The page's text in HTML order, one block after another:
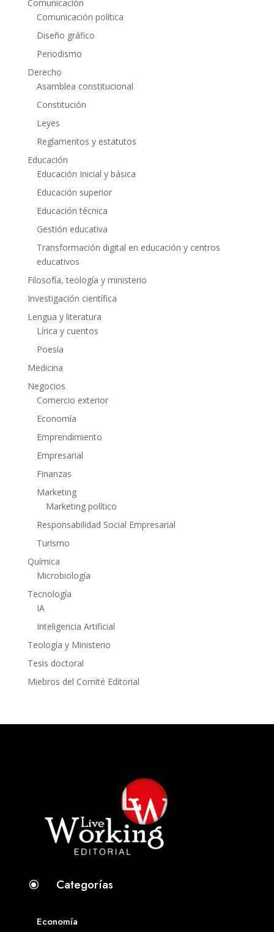
Comunicación
Comunicación política
Diseño gráfico
Periodismo
Derecho
Asamblea constitucional
Constitución
Leyes
Reglamentos y estatutos
Educación
Educación Inicial y básica
Educación superior
Educación técnica
Gestión educativa
Transformación digital en educación y centros
educativos
Filosofía, teología y ministerio
Investigación científica
Lengua y literatura
Lírica y cuentos
Poesía
Medicina
Negocios
Comercio exterior
Economía
Emprendimiento
Empresarial
Finanzas
Marketing
Marketing político
Responsabilidad Social Empresarial
Turismo
Química
Microbiología
Tecnología
IA
Inteligencia Artificial
Teología y Ministerio
Tesis doctoral
Miebros del Comité Editorial
\ Categorías
Economía